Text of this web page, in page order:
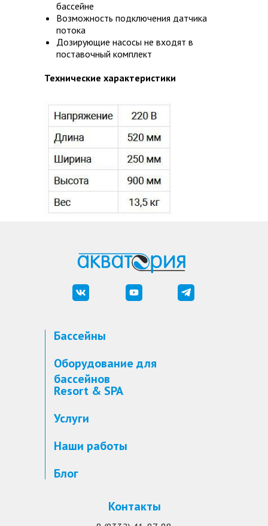
бассейне
Возможность подключения датчика
потока
Дозирующие насосы не входят в
поставочный комплект
Технические характеристики
Бассейны
Оборудование для
бассейнов
Resort & SPA
Услуги
Наши работы
Блог
Контакты